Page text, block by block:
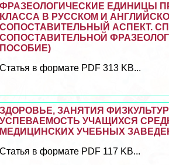
ФРАЗЕОЛОГИЧЕСКИЕ ЕДИНИЦЫ
КЛАССА В РУССКОМ И
СОПОСТАВИТЕЛЬНЫЙ АСПЕКТ.
СОПОСТАВИТЕЛЬНОЙ
ПОСОБИЕ)
Статья в формате PDF 313 KB...
ЗДОРОВЬЕ, ЗАНЯТИЯ
УСПЕВАЕМОСТЬ УЧАЩИХСЯ
МЕДИЦИНСКИХ УЧЕБНЫХ
Статья в формате PDF 117 KB...